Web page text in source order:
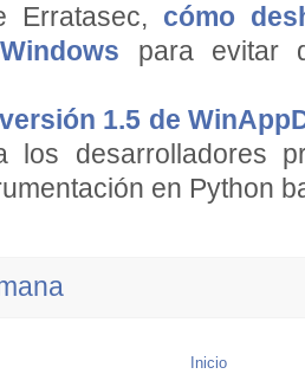
Erratasec, cómo
para evitar
1.5 de
los desarrolladores
en Python
Inicio